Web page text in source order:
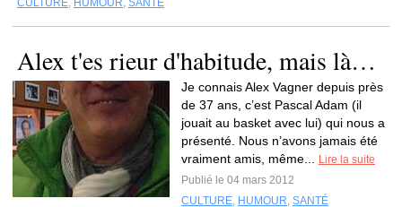
CULTURE, HUMOUR, SANTÉ
Alex t'es rieur d'habitude, mais là…
Je connais Alex Vagner depuis près
de 37 ans, c’est Pascal Adam (il
jouait au basket avec lui) qui nous a
présenté. Nous n’avons jamais été
vraiment amis, même...
Lire la suite
Publié le 04 mars 2012
CULTURE, HUMOUR, SANTÉ